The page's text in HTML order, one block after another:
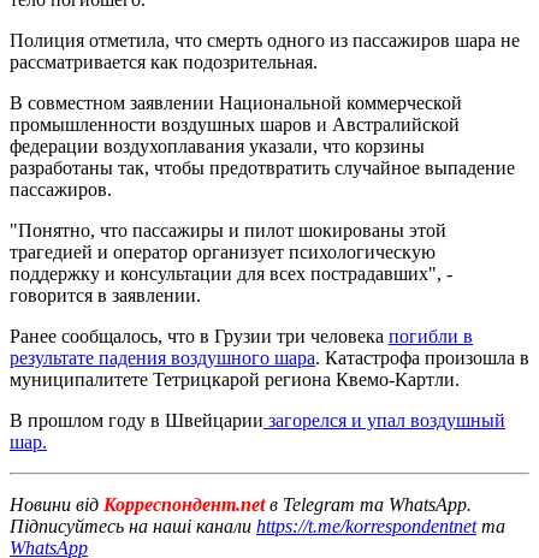
Полиция отметила, что смерть одного из пассажиров шара не
рассматривается как подозрительная.
В совместном заявлении Национальной коммерческой
промышленности воздушных шаров и Австралийской
федерации воздухоплавания указали, что корзины
разработаны так, чтобы предотвратить случайное выпадение
пассажиров.
"Понятно, что пассажиры и пилот шокированы этой
трагедией и оператор организует психологическую
поддержку и консультации для всех пострадавших", -
говорится в заявлении.
Ранее сообщалось, что в Грузии три человека погибли в
результате падения воздушного шара. Катастрофа произошла в
муниципалитете Тетрицкарой региона Квемо-Картли.
В прошлом году в Швейцарии загорелся и упал воздушный
шар.
Новини від Корреспондент.netв Telegram та WhatsApp.
Підписуйтесь на наші канали https://t.me/korrespondentnetта
WhatsApp